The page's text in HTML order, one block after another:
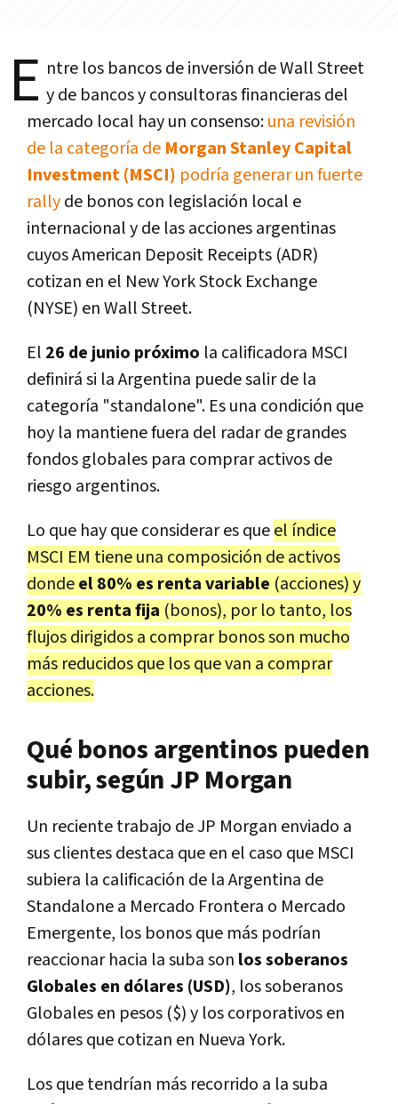
E ntre los bancos de inversión de Wall Street
y de bancos y consultoras financieras del
mercado local hay un consenso:una revisión
de la categoría de Morgan Stanley Capital
Investment (MSCI) podría generar un fuerte
rallyde bonos con legislación local e
internacional y de las acciones argentinas
cuyos American Deposit Receipts (ADR)
cotizan en el New York Stock Exchange
(NYSE) en Wall Street.
El 26 de junio próximo la calificadora MSCI
definirá si la Argentina puede salir de la
categoría "standalone". Es una condición que
hoy la mantiene fuera del radar de grandes
fondos globales para comprar activos de
riesgo argentinos.
Lo que hay que considerar es queel índice
MSCI EM tiene una composición de activos
dondeel 80% es renta variable (acciones) y
20% es renta fija (bonos), por lo tanto, los
flujos dirigidos a comprar bonos son mucho
más reducidos que los que van a comprar
acciones.
Qué bonos argentinos pueden
subir, según JP Morgan
Un reciente trabajo de JP Morgan enviado a
sus clientes destaca que en el caso que MSCI
subiera la calificación de la Argentina de
Standalone a Mercado Frontera o Mercado
Emergente, los bonos que más podrían
reaccionar hacia la suba son los soberanos
Globales en dólares (USD), los soberanos
Globales en pesos ($) y los corporativos en
dólares que cotizan en Nueva York.
Los que tendrían más recorrido a la suba